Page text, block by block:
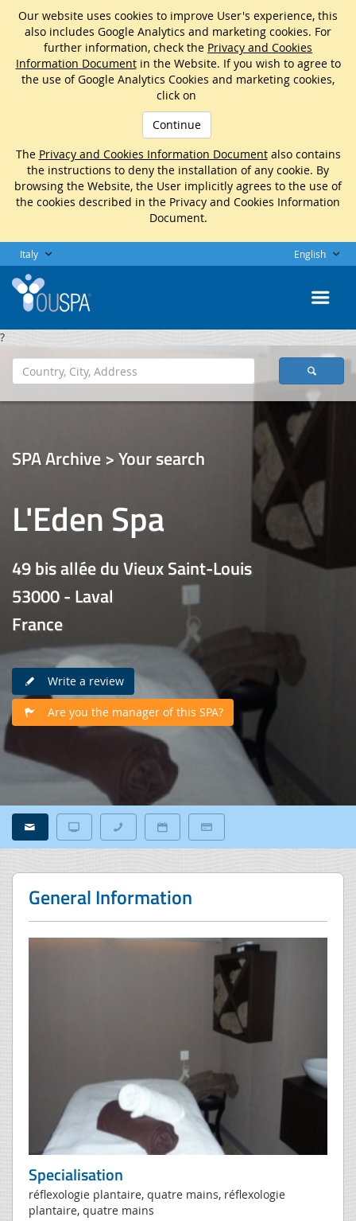
Our website uses cookies to improve User's experience, this
also includes Google Analytics and marketing cookies. For
further information, check the Privacy and Cookies
Information Documentin the Website. If you wish to agree to
the use of Google Analytics Cookies and marketing cookies,
click on
Continue
The Privacy and Cookies Information Documentalso contains
the instructions to deny the installation of any cookie. By
browsing the Website, the User implicitly agrees to the use of
the cookies described in the Privacy and Cookies Information
Document.
Italy English
?
SPA Archive > Your search
L'Eden Spa
49 bis allée du Vieux Saint-Louis
53000 - Laval
France
Write a review
Are you the manager of this SPA?
General Information
Specialisation
réflexologie plantaire, quatre mains, réflexologie
plantaire, quatre mains